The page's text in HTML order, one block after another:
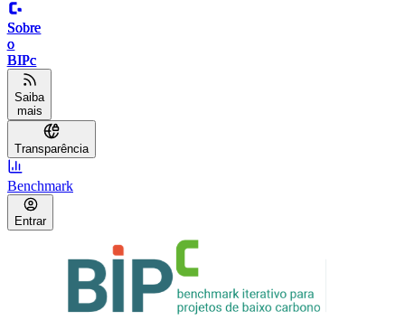
Sobre
o
BIPc
Saiba
mais
Transparência
Benchmark
Entrar